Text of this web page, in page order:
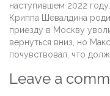
наступившем 2022
Криппа Шевалдина
приезду в Москву
вернуться вниз, но
почувствовал, что
Leave a